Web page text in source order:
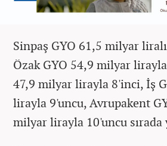
Sinpaş GYO 61,5 milyar
Özak GYO 54,9 milyar
47,9 milyar lirayla 8'inci, İş
lirayla 9'uncu, Avrupakent
milyar lirayla 10'uncu sırada